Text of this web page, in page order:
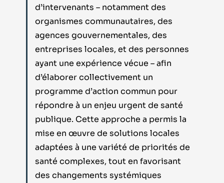
d’intervenants – notamment des
organismes communautaires, des
agences gouvernementales, des
entreprises locales, et des personnes
ayant une expérience vécue – afin
d’élaborer collectivement un
programme d’action commun pour
répondre à un enjeu urgent de santé
publique. Cette approche a permis la
mise en œuvre de solutions locales
adaptées à une variété de priorités de
santé complexes, tout en favorisant
des changements systémiques